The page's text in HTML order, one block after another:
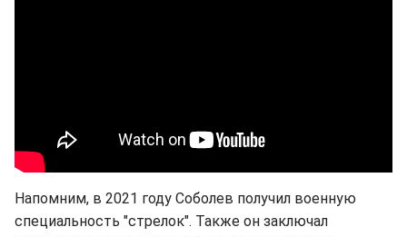
Напомним, в 2021 году Соболев получил военную
специальность "стрелок". Также он заключал